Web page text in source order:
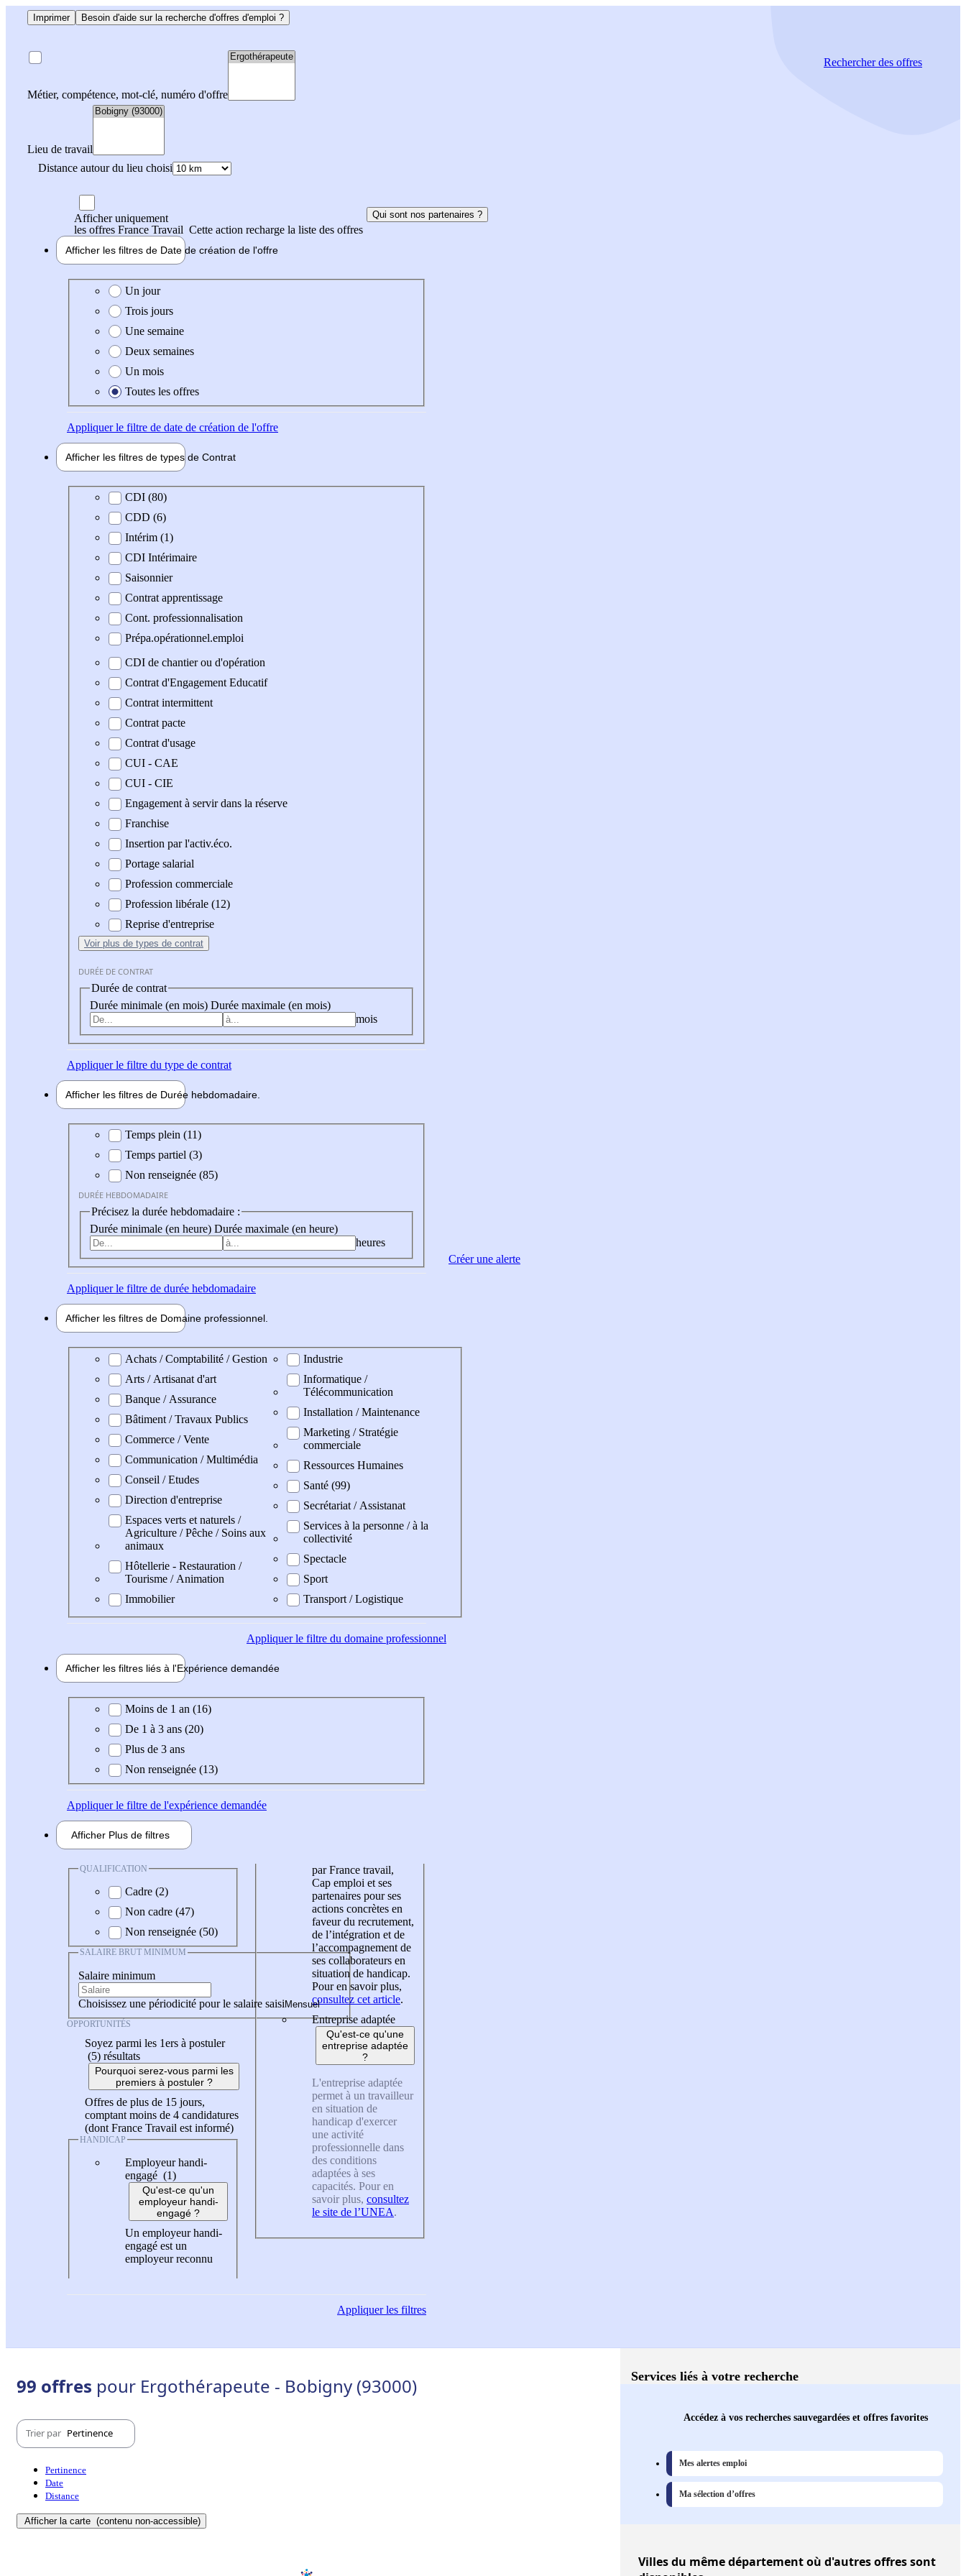
Imprimer Besoin d'aide sur la recherche d'offres d'emploi ?
Métier, compétence, mot-clé, numéro d'offre
Lieu de travail
Distance autour du lieu choisi
Rechercherdes offres
Afficher uniquement
les offres France Travail Cette action recharge la liste des offres
Qui sont nos partenaires ?
Afficher les filtres de Date de création de l'offre
Date de création de l'offre
Un jour
Trois jours
Une semaine
Deux semaines
Un mois
Toutes les offres
Appliquerle filtre de date de création de l'offre
Afficher les filtres de types de Contrat
Type de contratCDI (80)
CDD (6)
Intérim (1)
CDI Intérimaire
Saisonnier
Contrat apprentissage
Cont. professionnalisation
Prépa.opérationnel.emploi
CDI de chantier ou d'opération
Contrat d'Engagement Educatif
Contrat intermittent
Contrat pacte
Contrat d'usage
CUI - CAE
CUI - CIE
Engagement à servir dans la réserve
Franchise
Insertion par l'activ.éco.
Portage salarial
Profession commerciale
Profession libérale (12)
Reprise d'entreprise
Voir plus de types de contrat
DURÉE DE CONTRAT
Durée de contrat
Durée minimale (en mois) Durée maximale (en mois)
mois
Appliquerle filtre du type de contrat
Afficher les filtres de Durée hebdomadaire
Durée hebdomadaire
Temps plein (11)
Temps partiel (3)
Non renseignée (85)
DURÉE HEBDOMADAIRE
Précisez la durée hebdomadaire :
Durée minimale (en heure) Durée maximale (en heure)
heures
Appliquerle filtre de durée hebdomadaire
Afficher les filtres de Domaine professionnel
Domaine professionel
Achats / Comptabilité / Gestion
Arts / Artisanat d'art
Banque / Assurance
Bâtiment / Travaux Publics
Commerce / Vente
Communication / Multimédia
Conseil / Etudes
Direction d'entreprise
Espaces verts et naturels /
Agriculture / Pêche / Soins aux
animaux
Hôtellerie - Restauration /
Tourisme / Animation
Immobilier
Industrie
Informatique /
Télécommunication
Installation / Maintenance
Marketing / Stratégie
commerciale
Ressources Humaines
Santé (99)
Secrétariat / Assistanat
Services à la personne / à la
collectivité
Spectacle
Sport
Transport / Logistique
Appliquerle filtre du domaine professionnel
Afficher les filtres liés à l'Expérience demandée
Expérience demandée
Moins de 1 an (16)
De 1 à 3 ans (20)
Plus de 3 ans
Non renseignée (13)
Appliquerle filtre de l'expérience demandée
Afficher Plus de filtres
QUALIFICATION
Cadre (2)
Non cadre (47)
Non renseignée (50)
SALAIRE BRUT MINIMUM
Salaire minimum
Choisissez une périodicité pour le salaire saisi
OPPORTUNITÉS
Soyez parmi les 1ers à postuler
(5) résultats
Pourquoi serez-vous parmi les
premiers à postuler ?
Offres de plus de 15 jours,
comptant moins de 4 candidatures
(dont France Travail est informé)
HANDICAP
Employeur handi-
engagé (1)
Qu'est-ce qu'un
employeur handi-
engagé ?
Un employeur handi-
engagé est un
employeur reconnu
par France travail,
Cap emploi et ses
partenaires pour ses
actions concrètes en
faveur du recrutement,
de l’intégration et de
l’accompagnement de
ses collaborateurs en
situation de handicap.
Pour en savoir plus,
consultez cet article.
Entreprise adaptée
Qu'est-ce qu'une
entreprise adaptée
?
L'entreprise adaptée
permet à un travailleur
en situation de
handicap d'exercer
une activité
professionnelle dans
des conditions
adaptées à ses
capacités. Pour en
savoir plus, consultez
le site de l’UNEA.
Appliquerles filtres
Créer une alerte
99 offres pour Ergothérapeute - Bobigny (93000)
Trier par Pertinence
Pertinence
Date
Distance
Afficher la carte (contenu non-accessible)
Services liés à votre recherche
Accédez à vos recherches sauvegardées et offres favorites
Mes alertes emploi
Ma sélection d’offres
Villesdu même département où d'autres offres sont